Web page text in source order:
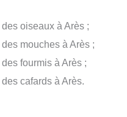
oiseaux à Arès ;
mouches à Arès ;
fourmis à Arès ;
cafards à Arès.